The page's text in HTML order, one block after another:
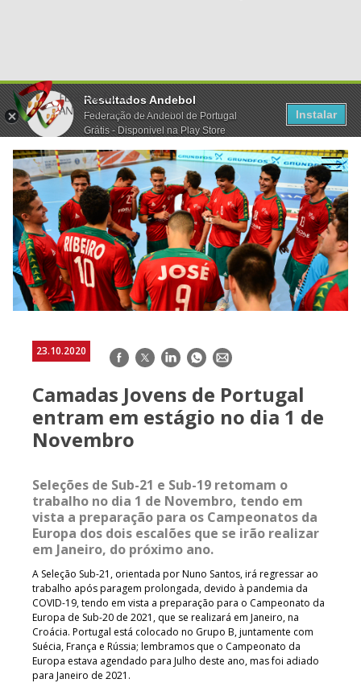
Resultados Andebol
Federação de Andebol de Portugal
Grátis - Disponivel na Play Store
Instalar
23.10.2020 Facebook
TwitterLinkedInWhatsApp
E-
Camadas Jovens de Portugal
entram em estágio no dia 1 de
Novembro
Seleções de Sub-21 e Sub-19 retomam o
trabalho no dia 1 de Novembro, tendo em
vista a preparação para os Campeonatos da
Europa dos dois escalões que se irão realizar
em Janeiro, do próximo ano.
A Seleção Sub-21, orientada por Nuno Santos, irá regressar ao
trabalho após paragem prolongada, devido à pandemia da
COVID-19, tendo em vista a preparação para o Campeonato da
Europa de Sub-20 de 2021, que se realizará em Janeiro, na
Croácia. Portugal está colocado no Grupo B, juntamente com
Suécia, França e Rússia; lembramos que o Campeonato da
Europa estava agendado para Julho deste ano, mas foi adiado
para Janeiro de 2021.